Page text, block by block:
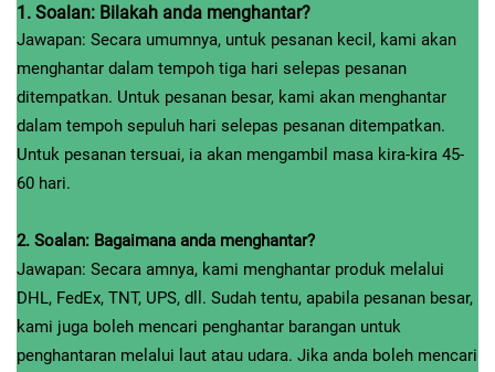
1. Soalan: Bilakah anda menghantar?
Jawapan: Secara umumnya, untuk pesanan kecil, kami akan
menghantar dalam tempoh tiga hari selepas pesanan
ditempatkan. Untuk pesanan besar, kami akan menghantar
dalam tempoh sepuluh hari selepas pesanan ditempatkan.
Untuk pesanan tersuai, ia akan mengambil masa kira-kira 45-
60 hari.
2. Soalan: Bagaimana anda menghantar?
Jawapan: Secara amnya, kami menghantar produk melalui
DHL, FedEx, TNT, UPS, dll. Sudah tentu, apabila pesanan besar,
kami juga boleh mencari penghantar barangan untuk
penghantaran melalui laut atau udara. Jika anda boleh mencari